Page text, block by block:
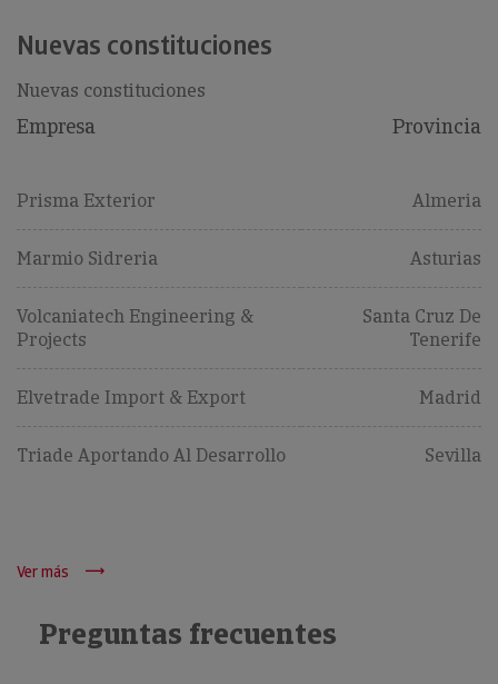
Nuevas constituciones
Nuevas constituciones
Empresa Provincia
Prisma Exterior Almeria
Marmio Sidreria Asturias
Volcaniatech Engineering &
Projects
Santa Cruz De
Tenerife
Elvetrade Import & Export Madrid
Triade Aportando Al Desarrollo Sevilla
Ver más
Preguntas frecuentes